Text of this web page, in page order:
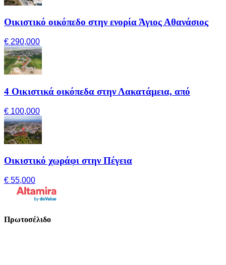
Οικιστικό οικόπεδο στην ενορία Άγιος Αθανάσιος
€ 290,000
4 Οικιστικά οικόπεδα στην Λακατάμεια, από
€ 100,000
Οικιστικό χωράφι στην Πέγεια
€ 55,000
Πρωτοσέλιδο